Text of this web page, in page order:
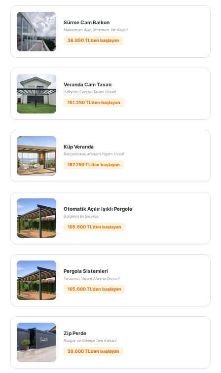
Sürme Cam Balkon
Maksimum Alan, Minimum Yer Kaybı!
36.850 TL’den başlayan
Veranda Cam Tavan
Gökyüzü Evinizin Tavanı Olsun!
151.250 TL’den başlayan
Küp Veranda
Bahçenizdeki Modern Yaşam Üssü!
167.750 TL’den başlayan
Otomatik Açılır Işıklı Pergole
Gölgenin En Şık Hali!
105.600 TL’den başlayan
Pergola Sistemleri
Terasınızı Yaşam Alanına Çevirin!
105.600 TL’den başlayan
Zip Perde
Rüzgar ve Güneşe Tam Kalkan!
39.600 TL’den başlayan